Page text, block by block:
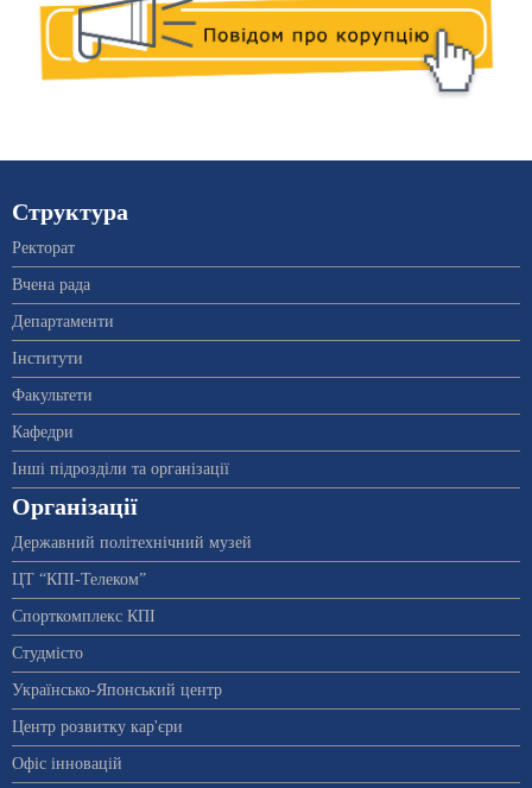
Структура
Ректорат
Вчена рада
Департаменти
Інститути
Факультети
Кафедри
Інші підрозділи та організації
Організації
Державний політехнічний музей
ЦТ “КПІ-Телеком”
Спорткомплекс КПІ
Студмісто
Українсько-Японський центр
Центр розвитку кар'єри
Офіс інновацій